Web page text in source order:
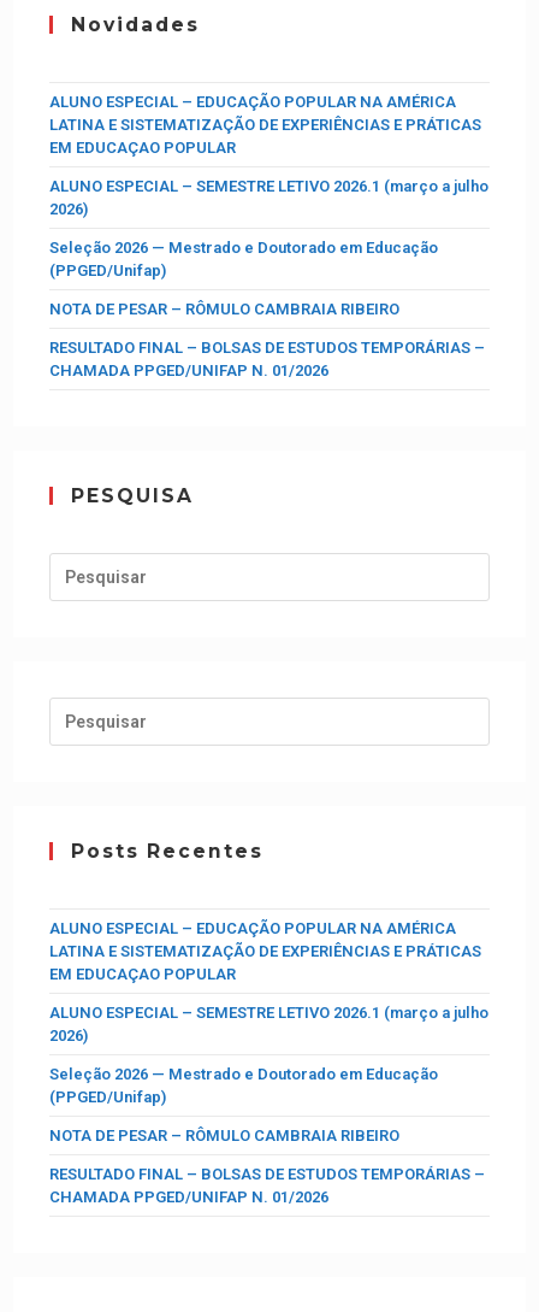
Novidades
ALUNO ESPECIAL – EDUCAÇÃO POPULAR NA AMÉRICA
LATINA E SISTEMATIZAÇÃO DE EXPERIÊNCIAS E PRÁTICAS
EM EDUCAÇAO POPULAR
ALUNO ESPECIAL – SEMESTRE LETIVO 2026.1 (março a julho
2026)
Seleção 2026 — Mestrado e Doutorado em Educação
(PPGED/Unifap)
NOTA DE PESAR – RÔMULO CAMBRAIA RIBEIRO
RESULTADO FINAL – BOLSAS DE ESTUDOS TEMPORÁRIAS –
CHAMADA PPGED/UNIFAP N. 01/2026
PESQUISA
Posts Recentes
ALUNO ESPECIAL – EDUCAÇÃO POPULAR NA AMÉRICA
LATINA E SISTEMATIZAÇÃO DE EXPERIÊNCIAS E PRÁTICAS
EM EDUCAÇAO POPULAR
ALUNO ESPECIAL – SEMESTRE LETIVO 2026.1 (março a julho
2026)
Seleção 2026 — Mestrado e Doutorado em Educação
(PPGED/Unifap)
NOTA DE PESAR – RÔMULO CAMBRAIA RIBEIRO
RESULTADO FINAL – BOLSAS DE ESTUDOS TEMPORÁRIAS –
CHAMADA PPGED/UNIFAP N. 01/2026